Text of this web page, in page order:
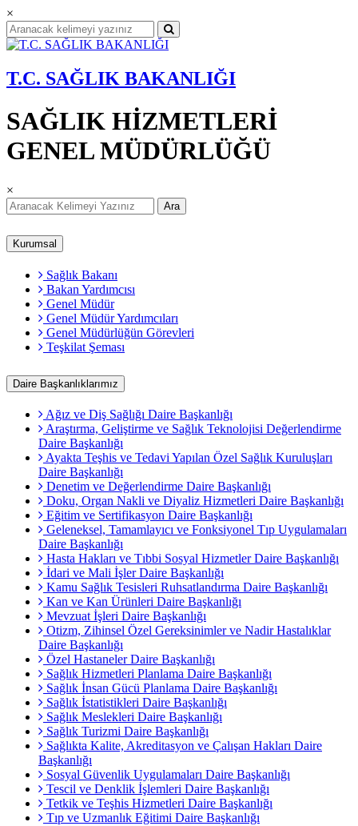
×
T.C. SAĞLIK BAKANLIĞI
SAĞLIK HİZMETLERİ
GENEL MÜDÜRLÜĞÜ
×
Ara
Kurumsal
Sağlık Bakanı
Bakan Yardımcısı
Genel Müdür
Genel Müdür Yardımcıları
Genel Müdürlüğün Görevleri
Teşkilat Şeması
Daire Başkanlıklarımız
Ağız ve Diş Sağlığı Daire Başkanlığı
Araştırma, Geliştirme ve Sağlık Teknolojisi Değerlendirme
Daire Başkanlığı
Ayakta Teşhis ve Tedavi Yapılan Özel Sağlık Kuruluşları
Daire Başkanlığı
Denetim ve Değerlendirme Daire Başkanlığı
Doku, Organ Nakli ve Diyaliz Hizmetleri Daire Başkanlığı
Eğitim ve Sertifikasyon Daire Başkanlığı
Geleneksel, Tamamlayıcı ve Fonksiyonel Tıp Uygulamaları
Daire Başkanlığı
Hasta Hakları ve Tıbbi Sosyal Hizmetler Daire Başkanlığı
İdari ve Mali İşler Daire Başkanlığı
Kamu Sağlık Tesisleri Ruhsatlandırma Daire Başkanlığı
Kan ve Kan Ürünleri Daire Başkanlığı
Mevzuat İşleri Daire Başkanlığı
Otizm, Zihinsel Özel Gereksinimler ve Nadir Hastalıklar
Daire Başkanlığı
Özel Hastaneler Daire Başkanlığı
Sağlık Hizmetleri Planlama Daire Başkanlığı
Sağlık İnsan Gücü Planlama Daire Başkanlığı
Sağlık İstatistikleri Daire Başkanlığı
Sağlık Meslekleri Daire Başkanlığı
Sağlık Turizmi Daire Başkanlığı
Sağlıkta Kalite, Akreditasyon ve Çalışan Hakları Daire
Başkanlığı
Sosyal Güvenlik Uygulamaları Daire Başkanlığı
Tescil ve Denklik İşlemleri Daire Başkanlığı
Tetkik ve Teşhis Hizmetleri Daire Başkanlığı
Tıp ve Uzmanlık Eğitimi Daire Başkanlığı